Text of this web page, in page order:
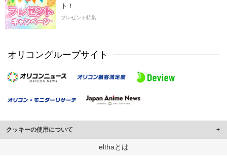
ト！
プレゼント特集
オリコングループサイト
クッキーの使用について
このサイトでは Cookie を使用して、ユーザーに合わせたコンテンツや広告の
elthaとは